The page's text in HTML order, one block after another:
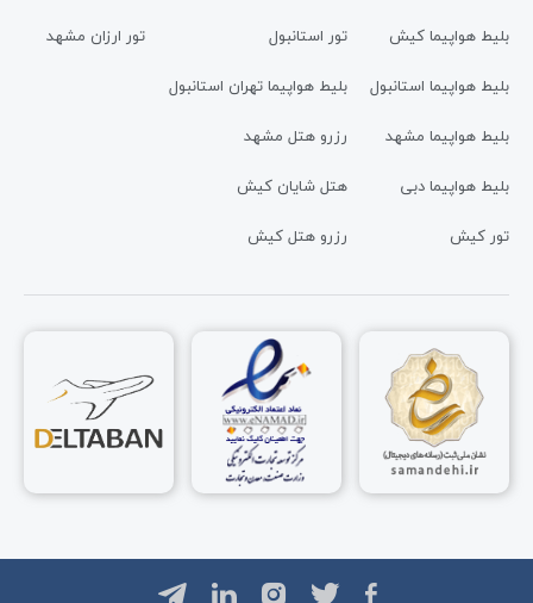
بلیط هواپیما کیش
بلیط هواپیما استانبول
بلیط هواپیما مشهد
بلیط هواپیما دبی
تور کیش
تور استانبول
بلیط هواپیما تهران استانبول
رزرو هتل مشهد
هتل شایان کیش
رزرو هتل کیش
تور ارزان مشهد